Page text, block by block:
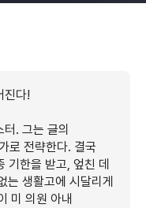
진다!
. 그는 글의
로 전략한다. 결국
기한을 받고, 엎친 데
는 생활고에 시달리게
미 의원 아내